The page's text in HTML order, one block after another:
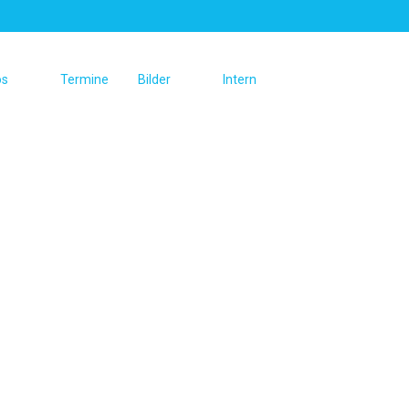
Termine Bilder Intern